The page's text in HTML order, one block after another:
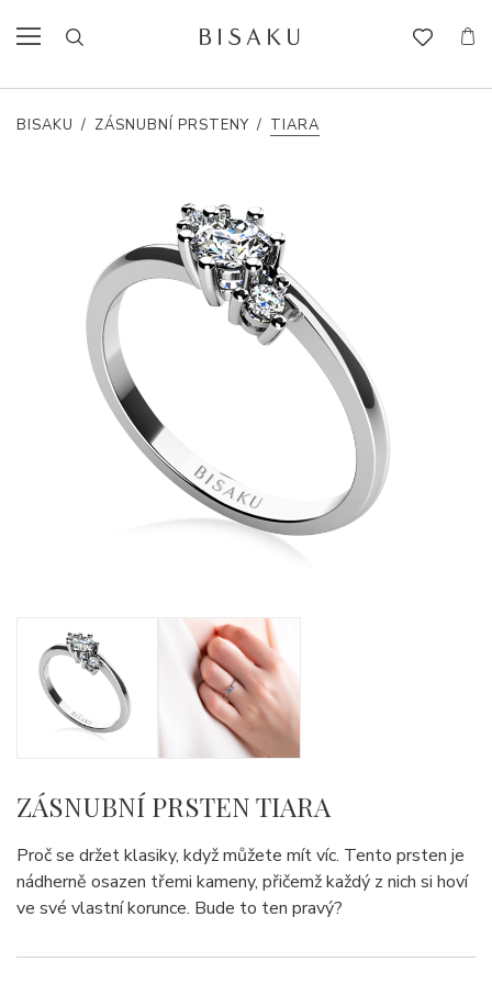
BISAKU / ZÁSNUBNÍ PRSTENY / TIARA
ZÁSNUBNÍ PRSTEN TIARA
Proč se držet klasiky, když můžete mít víc. Tento prsten je
nádherně osazen třemi kameny, přičemž každý z nich si hoví
ve své vlastní korunce. Bude to ten pravý?